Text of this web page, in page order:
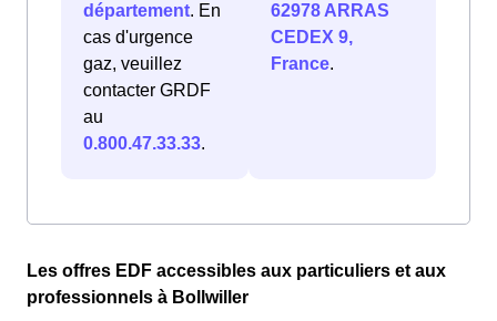
département. En
cas d'urgence
gaz, veuillez
contacter GRDF
au
0.800.47.33.33.
62978 ARRAS
CEDEX 9,
France.
Les offres EDF accessibles aux particuliers et aux
professionnels à Bollwiller